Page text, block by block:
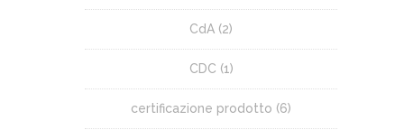
CdA (2)
CDC (1)
certificazione prodotto (6)